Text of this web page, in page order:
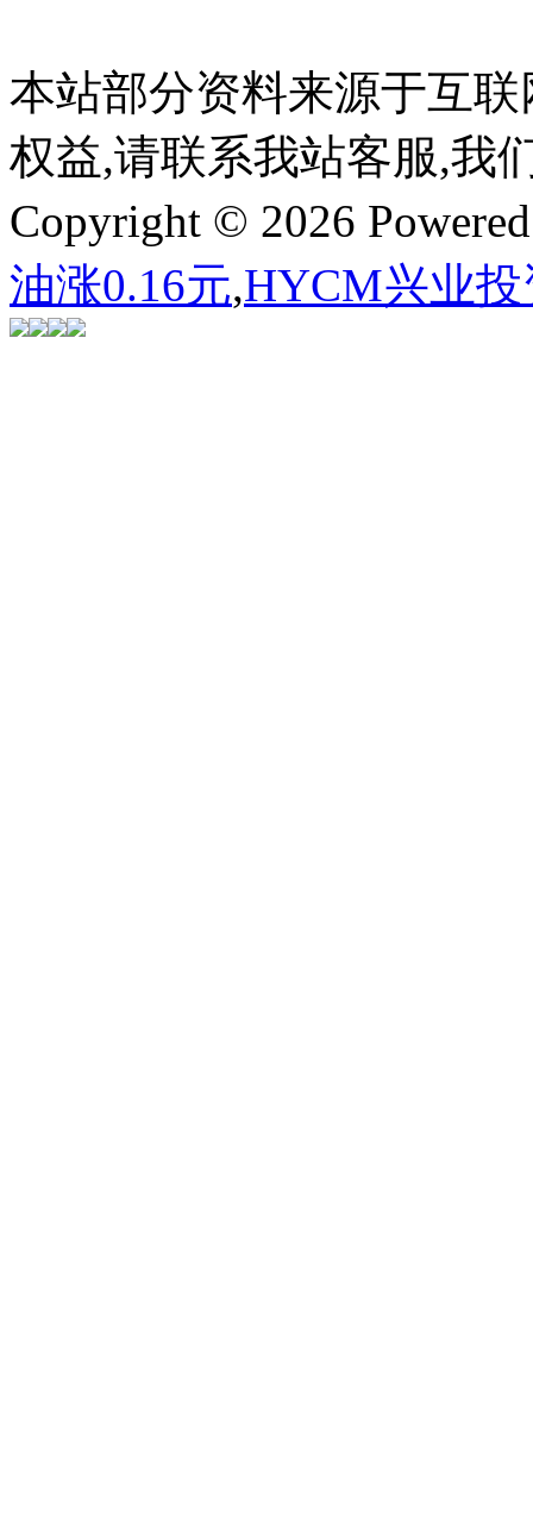
本站部分资料来源于互
权益,请联系我站客服,我
Copyright © 2026
油涨0.16元,HYCM兴业